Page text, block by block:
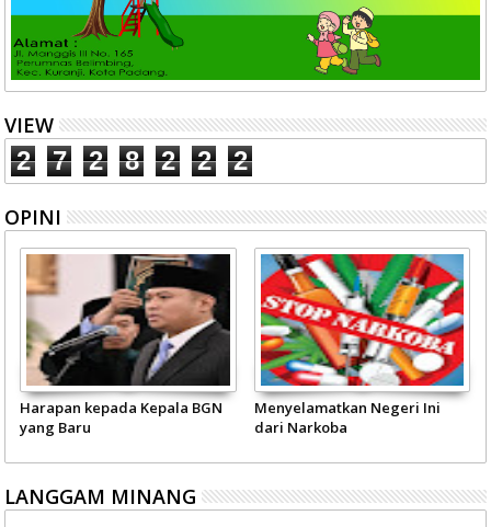
VIEW
2 7 2 8 2 2 2
OPINI
BGN
Menyelamatkan Negeri Ini
Pariwisata Sumbar
Visi Pemerintah -
LANGGAM MINANG